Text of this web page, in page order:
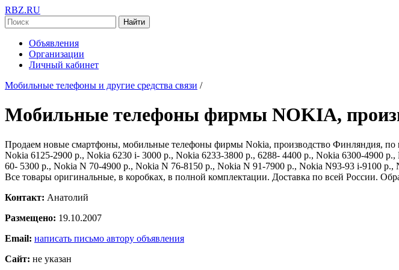
RBZ.RU
Найти
Объявления
Организации
Личный кабинет
Мобильные телефоны и другие средства связи /
Мобильные телефоны фирмы NOKIA,
Продаем новые смартфоны, мобильные телефоны фирмы Nokia, производство Финляндия,
Nokia 6125-2900 p., Nokia 6230 i- 3000 p., Nokia 6233-3800 p., 6288- 4400 p., Nokia 6300-4900
60- 5300 p., Nokia N 70-4900 p., Nokia N 76-8150 p., Nokia N 91-7900 p., Nokia N93-93 i-9100 p.,
Все товары оригинальные, в коробках, в полной комплектации. Доставка по всей России.
Контакт: Анатолий
Размещено: 19.10.2007
Email: написать письмо автору объявления
Сайт: не указан